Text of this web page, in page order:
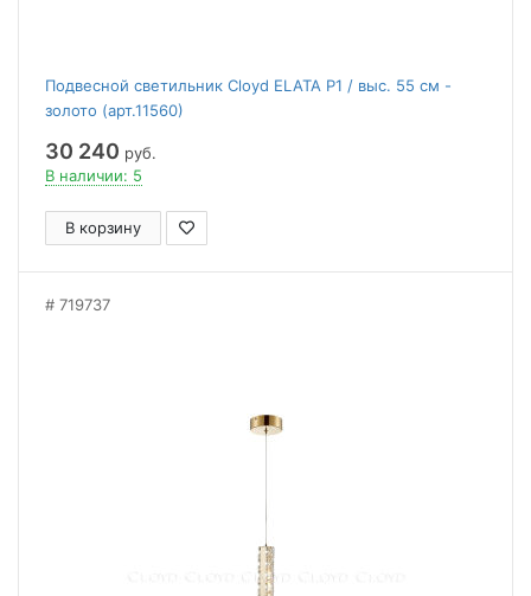
Подвесной светильник Cloyd ELATA P1 / выс. 55 см -
золото (арт.11560)
30 240 руб.
В наличии: 5
В корзину
719737